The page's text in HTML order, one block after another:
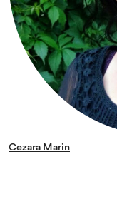
Cezara Marin